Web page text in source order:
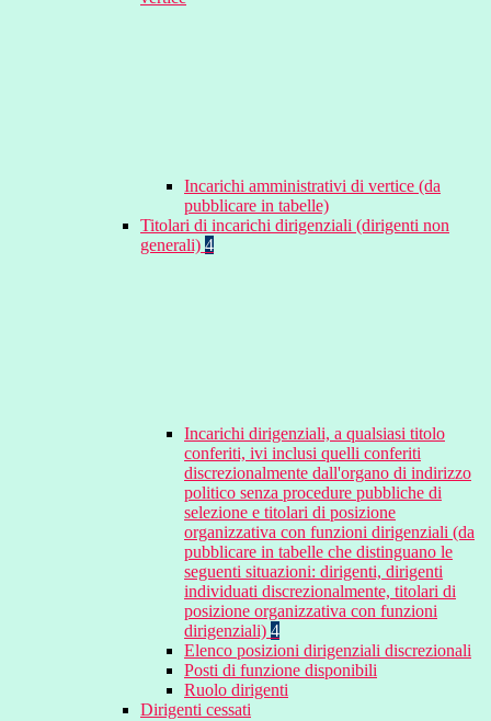
Incarichi amministrativi di vertice (da
pubblicare in tabelle)
Titolari di incarichi dirigenziali (dirigenti non
generali) 4
Incarichi dirigenziali, a qualsiasi titolo
conferiti, ivi inclusi quelli conferiti
discrezionalmente dall'organo di indirizzo
politico senza procedure pubbliche di
selezione e titolari di posizione
organizzativa con funzioni dirigenziali (da
pubblicare in tabelle che distinguano le
seguenti situazioni: dirigenti, dirigenti
individuati discrezionalmente, titolari di
posizione organizzativa con funzioni
dirigenziali) 4
Elenco posizioni dirigenziali discrezionali
Posti di funzione disponibili
Ruolo dirigenti
Dirigenti cessati